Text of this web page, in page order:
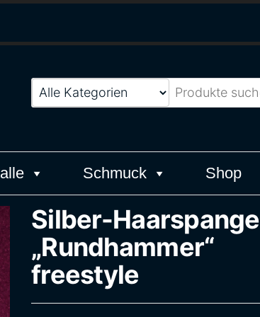
Schmuck Shop
Silber-Haarspange
„Rundhammer“
freestyle